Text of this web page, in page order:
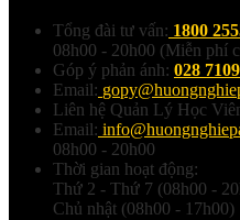
Tổng đài tư vấn: 1800
08h00 - 20h00 (Miễn phí
Góp ý phản ánh: 028
Email:
Liên hệ Quản Lý Học
Email:
08h00 - 20h00
Thời gian hoạt động:
Thứ 2 - Thứ 7 (08h00 -
Chủ nhật (08h00 - 17h00)